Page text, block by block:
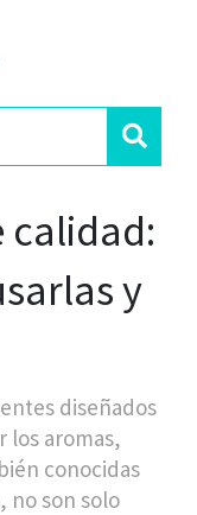
calidad:
y
diseñados
los aromas,
conocidas
, no son solo